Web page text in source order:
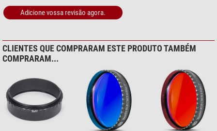
Adicione vossa revisão agora.
CLIENTES QUE COMPRARAM ESTE PRODUTO TAMBÉM
COMPRARAM...